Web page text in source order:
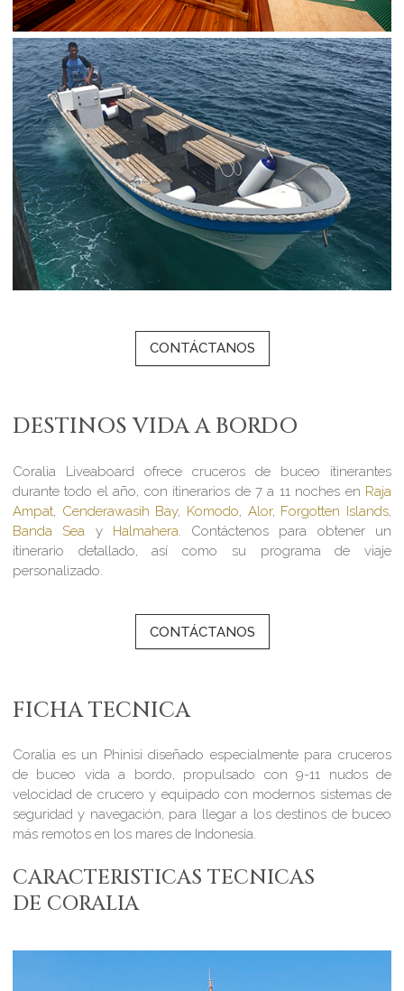
CONTÁCTANOS
DESTINOS VIDA A BORDO
Coralia Liveaboard ofrece cruceros de buceo itinerantes
durante todo el año, con itinerarios de 7 a 11 noches en Raja
Ampat, Cenderawasih Bay, Komodo, Alor, Forgotten Islands,
Banda Sea y Halmahera. Contáctenos para obtener un
itinerario detallado, así como su programa de viaje
personalizado.
CONTÁCTANOS
FICHA TECNICA
Coralia es un Phinisi diseñado especialmente para cruceros
de buceo vida a bordo, propulsado con 9-11 nudos de
velocidad de crucero y equipado con modernos sistemas de
seguridad y navegación, para llegar a los destinos de buceo
más remotos en los mares de Indonesia.
CARACTERISTICAS TECNICAS
DE CORALIA